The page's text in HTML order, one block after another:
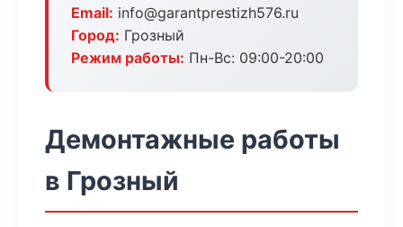
Email: info@garantprestizh576.ru
Город: Грозный
Режим работы: Пн-Вс: 09:00-20:00
Демонтажные работы
в Грозный